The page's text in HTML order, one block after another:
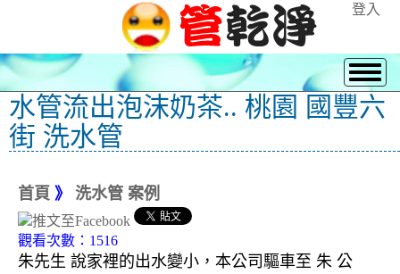
登入
水管流出泡沫奶茶.. 桃園 國豐六
街 洗水管
首頁 》 洗水管 案例
觀看次數：1516
朱先生 說家裡的出水變小，本公司驅車至 朱 公